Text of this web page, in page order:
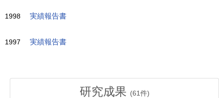
1998 実績報告書
1997 実績報告書
研究成果 (61件)